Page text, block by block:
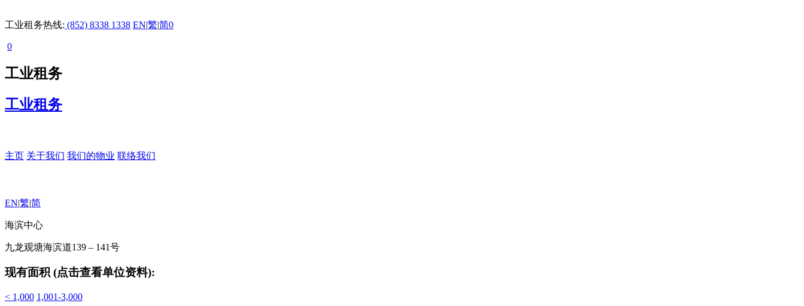
工业租务热线: (852) 8338 1338 EN|繁|简0
0
工业租务
工业租务
主页 关于我们 我们的物业 联络我们
EN|繁|简
海滨中心
九龙观塘海滨道139 – 141号
现有面积 (点击查看单位资料):
< 1,000 1,001-3,000